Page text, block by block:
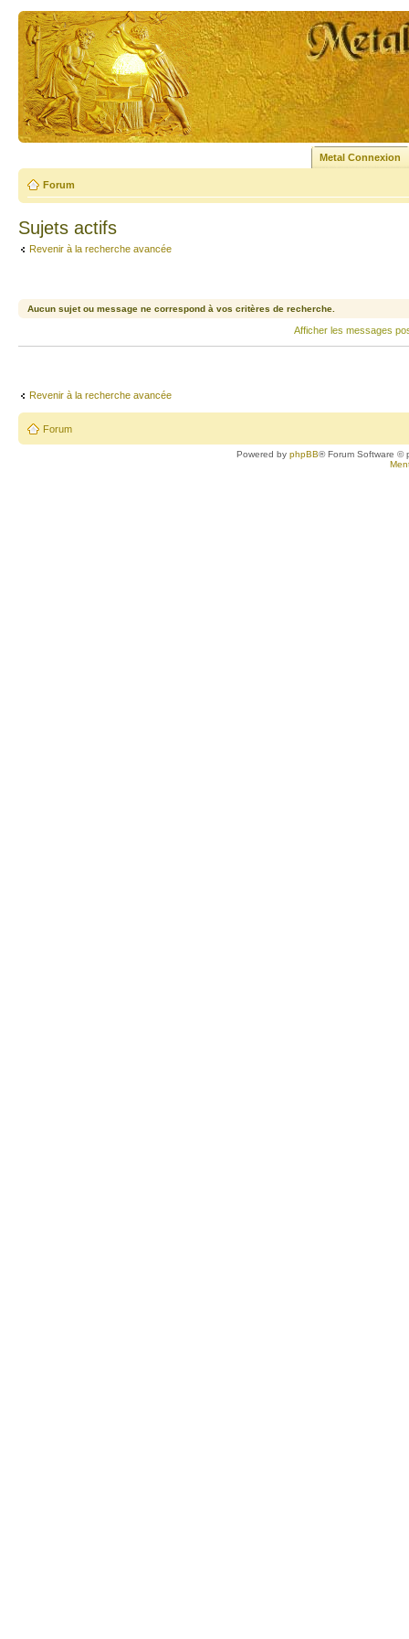
Metal Connexion
Forum
Sujets actifs
Revenir à la recherche avancée
Aucun sujet ou message ne correspond à vos critères de recherche.
Afficher les messages
Revenir à la recherche avancée
Forum
Powered byphpBB® Forum Software ©